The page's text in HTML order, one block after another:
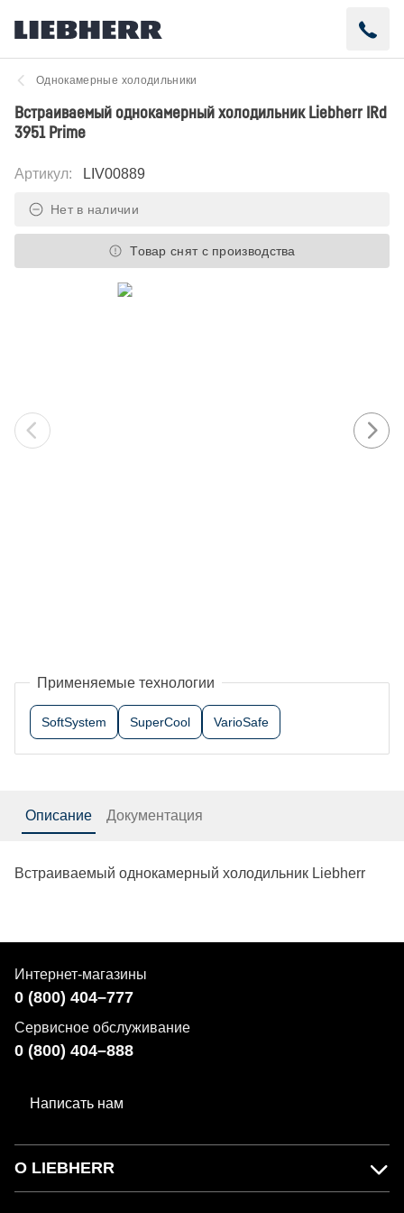
Однокамерные холодильники
Встраиваемый однокамерный холодильник Liebherr IRd
3951 Prime
Артикул: LIV00889
Нет в наличии
Товар снят с производства
Применяемые технологии
SoftSystem SuperCool VarioSafe
Описание Документация
Встраиваемый однокамерный холодильник Liebherr
Интернет-магазины
0 (800) 404–777
Сервисное обслуживание
0 (800) 404–888
Написать нам
О LIEBHERR